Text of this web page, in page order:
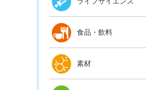
食品・飲料
素材